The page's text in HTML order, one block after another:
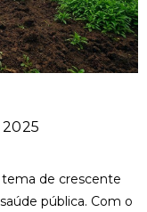
de crescente
pública. Com o